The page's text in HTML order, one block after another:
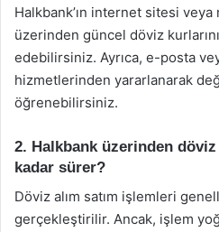
Halkbank’ın internet sitesi veya
üzerinden güncel döviz
edebilirsiniz. Ayrıca, e-posta
hizmetlerinden yararlanarak
öğrenebilirsiniz.
2. Halkbank üzerinden
kadar sürer?
Döviz alım satım işlemleri
gerçekleştirilir. Ancak, işlem